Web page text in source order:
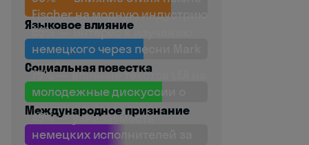
Fischer на модную индустрию
Языковое влияние
65% — интерес к изучению
немецкого через песни Mark
Forster
Социальная повестка
75% — влияние текстов LEA на
молодежные дискуссии о
психическом здоровье
Международное признание
45% — узнаваемость
немецких исполнителей за